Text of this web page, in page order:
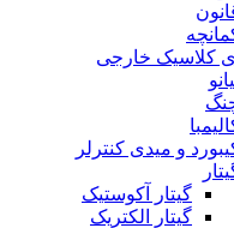
کلاسیک خارجی
و میدی کنترلر
گیتار آکوستیک
گیتار الکتریک